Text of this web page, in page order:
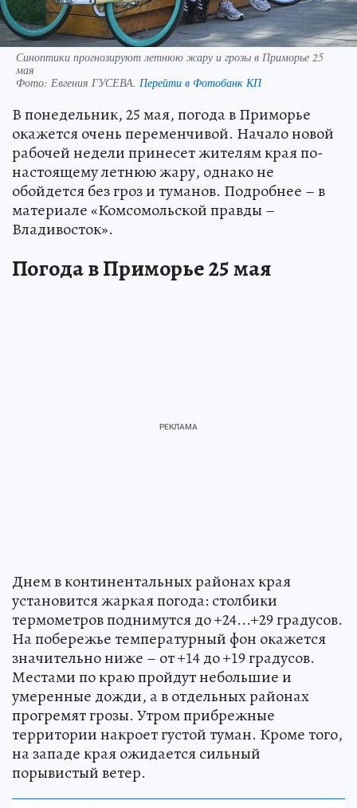
Синоптики прогнозируют летнюю жару и грозы в Приморье 25
мая
Фото: Евгения ГУСЕВА. Перейти в Фотобанк КП
В понедельник, 25 мая, погода в Приморье
окажется очень переменчивой. Начало новой
рабочей недели принесет жителям края по-
настоящему летнюю жару, однако не
обойдется без гроз и туманов. Подробнее – в
материале «Комсомольской правды –
Владивосток».
Погода в Приморье 25 мая
Днем в континентальных районах края
установится жаркая погода: столбики
термометров поднимутся до +24...+29 градусов.
На побережье температурный фон окажется
значительно ниже – от +14 до +19 градусов.
Местами по краю пройдут небольшие и
умеренные дожди, а в отдельных районах
прогремят грозы. Утром прибрежные
территории накроет густой туман. Кроме того,
на западе края ожидается сильный
порывистый ветер.